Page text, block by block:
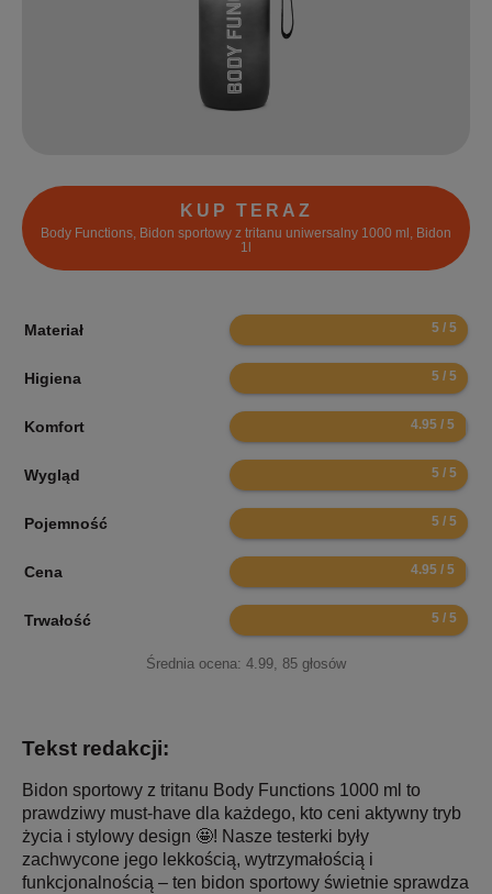
KUP TERAZ
Body Functions, Bidon sportowy z tritanu uniwersalny 1000 ml, Bidon
1l
Materiał 10
Higiena 10
Komfort 9.9
Wygląd 10
Pojemność 10
Cena 9.9
Trwałość 10
Średnia ocena: 4.99, 85 głosów
Tekst redakcji:
Bidon sportowy z tritanu Body Functions 1000 ml to
prawdziwy must-have dla każdego, kto ceni aktywny tryb
życia i stylowy design 🤩! Nasze testerki były
zachwycone jego lekkością, wytrzymałością i
funkcjonalnością – ten bidon sportowy świetnie sprawdza